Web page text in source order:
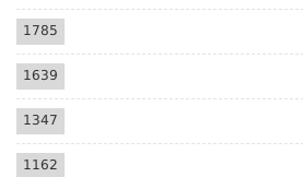
1785
1639
1347
1162